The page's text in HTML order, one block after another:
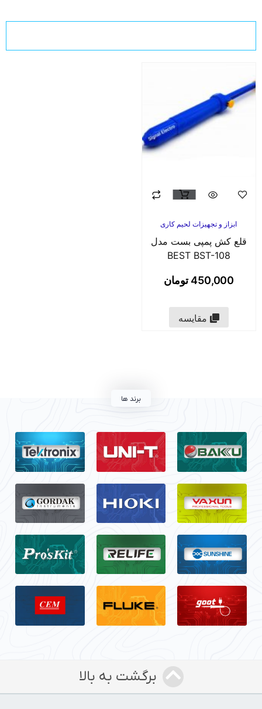
ابزاز و تجهیزات لحیم کاری
قلع کش پمپی بست مدل
BEST BST-108
450,000 تومان
مقایسه
برند ها
برگشت به بالا